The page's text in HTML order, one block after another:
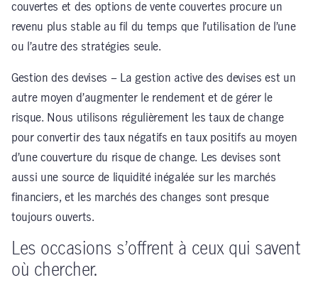
couvertes et des options de vente couvertes procure un
revenu plus stable au fil du temps que l’utilisation de l’une
ou l’autre des stratégies seule.
Gestion des devises – La gestion active des devises est un
autre moyen d’augmenter le rendement et de gérer le
risque. Nous utilisons régulièrement les taux de change
pour convertir des taux négatifs en taux positifs au moyen
d’une couverture du risque de change. Les devises sont
aussi une source de liquidité inégalée sur les marchés
financiers, et les marchés des changes sont presque
toujours ouverts.
Les occasions s’offrent à ceux qui savent
où chercher.